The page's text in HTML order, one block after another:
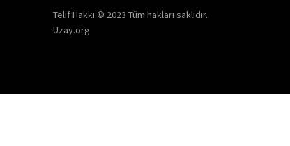
Telif Hakkı © 2023 Tüm hakları saklıdır.
Uzay.org